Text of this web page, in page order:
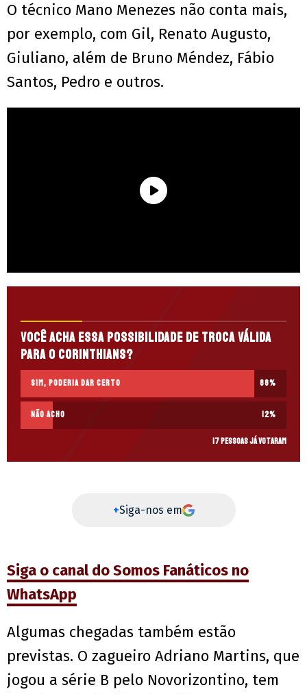
O técnico Mano Menezes não conta mais,
por exemplo, com Gil, Renato Augusto,
Giuliano, além de Bruno Méndez, Fábio
Santos, Pedro e outros.
Você acha essa possibilidade de troca válida
para o Corinthians?
Sim, poderia dar certo 88%
Não acho 12%
17 pessoas já votaram
+Siga-nos em
Siga o canal do Somos Fanáticos no
WhatsApp
Algumas chegadas também estão
previstas. O zagueiro Adriano Martins, que
jogou a série B pelo Novorizontino, tem